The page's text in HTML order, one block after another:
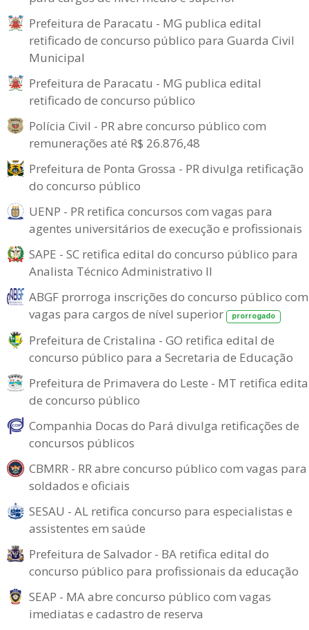
Prefeitura de Paracatu - MG publica edital
retificado de concurso público para Guarda Civil
Municipal
Prefeitura de Paracatu - MG publica edital
retificado de concurso público
Polícia Civil - PR abre concurso público com
remunerações até R$ 26.876,48
Prefeitura de Ponta Grossa - PR divulga retificação
do concurso público
UENP - PR retifica concursos com vagas para
agentes universitários de execução e profissionais
SAPE - SC retifica edital do concurso público para
Analista Técnico Administrativo II
ABGF prorroga inscrições do concurso público com
vagas para cargos de nível superior
prorrogado
Prefeitura de Cristalina - GO retifica edital de
concurso público para a Secretaria de Educação
Prefeitura de Primavera do Leste - MT retifica
de concurso público
Companhia Docas do Pará divulga retificações de
concursos públicos
CBMRR - RR abre concurso público com vagas para
soldados e oficiais
SESAU - AL retifica concurso para especialistas e
assistentes em saúde
Prefeitura de Salvador - BA retifica edital do
concurso público para profissionais da educação
SEAP - MA abre concurso público com vagas
imediatas e cadastro de reserva